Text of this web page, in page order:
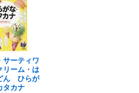
サーティワ
リーム・は
ん ひらが
タカナ